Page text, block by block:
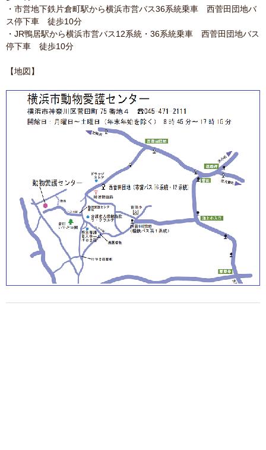
・市営地下鉄片倉町駅から横浜市営バス36系統乗車 西菅田団地バ
ス停下車 徒歩10分
・JR鴨居駅から横浜市営バス12系統・36系統乗車 西菅田団地バス
停下車 徒歩10分
【地図】